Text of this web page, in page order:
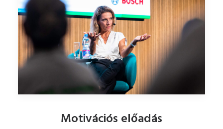
Motivációs előadás